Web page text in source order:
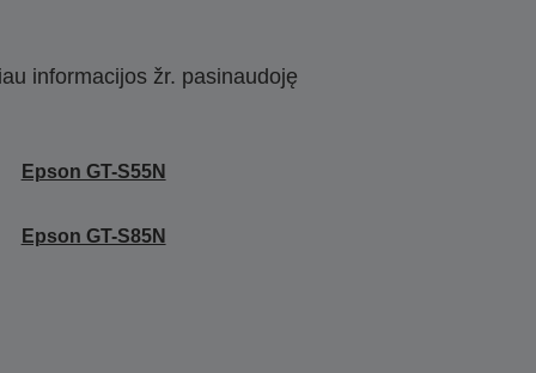
informacijos žr. pasinaudoję
Epson GT-S55N
Epson GT-S85N